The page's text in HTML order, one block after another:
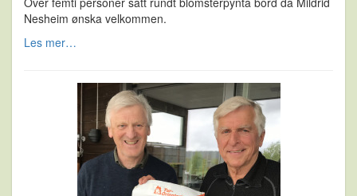
Nesheim ønska velkommen.
Les mer…